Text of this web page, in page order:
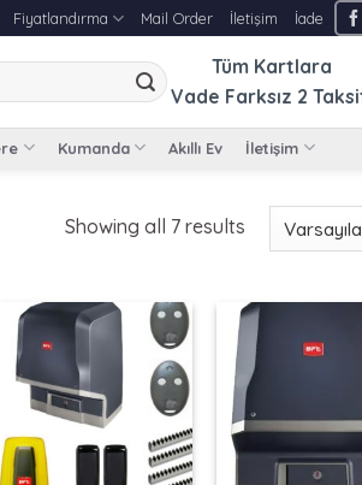
Fiyatlandırma Mail Order İletişim İade
Tüm Kartlara
Vade Farksız 2
Kumanda Akıllı Ev İletişim
Showing all 7 results
+